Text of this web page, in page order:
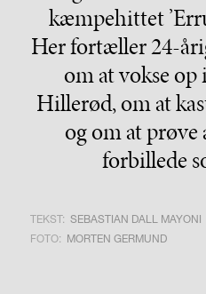
kæmpehittet
Her fortæller 24-
om at vokse
Hillerød, om at
og om at
forbillede
TEKST: SEBASTIAN DALL MAYONI
FOTO: MORTEN GERMUND